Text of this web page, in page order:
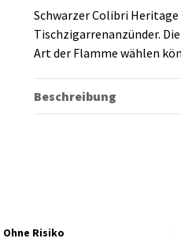
Schwarzer Colibri
Tischzigarrenanzünder.
Art der Flamme wählen
Beschreibung
Risiko